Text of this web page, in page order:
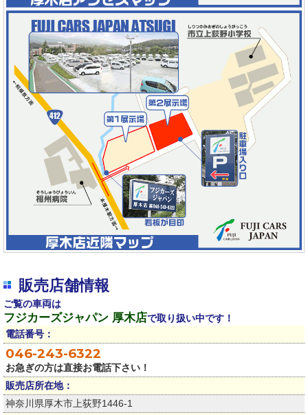
販売店舗情報
ご覧の車両は
フジカーズジャパン 厚木店で取り扱い中です！
電話番号：
046-243-6322
お急ぎの方は直接お電話下さい！
販売店所在地：
神奈川県厚木市上荻野1446-1